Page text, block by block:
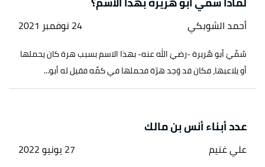
أحمد الشوبكي 24 نوفمبر 2021
سُمِّيَ أبو هُريرة -رضيَ الله عنه- بهذا الاسم بسبب هرة كان يحملها
أو يلاعبها، فكان قد وَجد هرّة فحملها في كمِّه فقيل له أبو...
عدد أبناء أنس بن مالك
علي غنيم 27 يونيو 2022